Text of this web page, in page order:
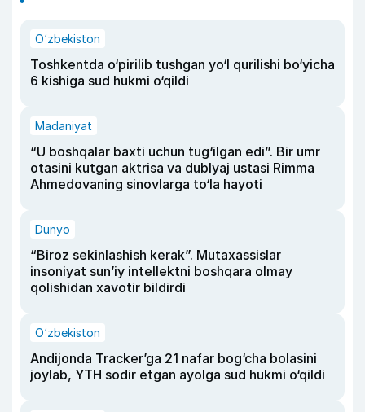
O‘zbekiston
Toshkentda o‘pirilib tushgan yo‘l qurilishi bo‘yicha
6 kishiga sud hukmi o‘qildi
Madaniyat
“U boshqalar baxti uchun tug‘ilgan edi”. Bir umr
otasini kutgan aktrisa va dublyaj ustasi Rimma
Ahmedovaning sinovlarga to‘la hayoti
Dunyo
“Biroz sekinlashish kerak”. Mutaxassislar
insoniyat sun’iy intellektni boshqara olmay
qolishidan xavotir bildirdi
O‘zbekiston
Andijonda Tracker’ga 21 nafar bog‘cha bolasini
joylab, YTH sodir etgan ayolga sud hukmi o‘qildi